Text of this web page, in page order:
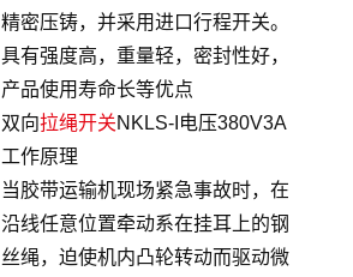
精密压铸，并采用进口行程开关。
具有强度高，重量轻，密封性好，
产品使用寿命长等优点
双向拉绳开关NKLS-I电压380V3A
工作原理
当胶带运输机现场紧急事故时，在
沿线任意位置牵动系在挂耳上的钢
丝绳，迫使机内凸轮转动而驱动微